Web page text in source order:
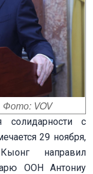
VOV
с
29 ноября,
направил
ООН Антониу